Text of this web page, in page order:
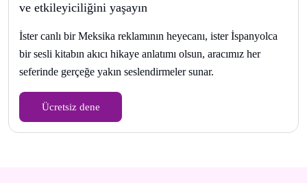
ve etkileyiciliğini yaşayın
İster canlı bir Meksika reklamının heyecanı, ister İspanyolca
bir sesli kitabın akıcı hikaye anlatımı olsun, aracımız her
seferinde gerçeğe yakın seslendirmeler sunar.
Ücretsiz dene